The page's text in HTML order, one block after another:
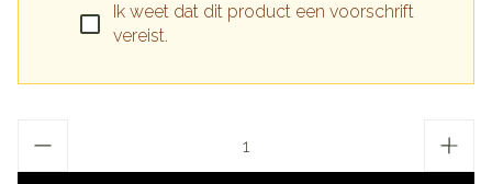
Ik weet dat dit product een voorschrift
vereist.